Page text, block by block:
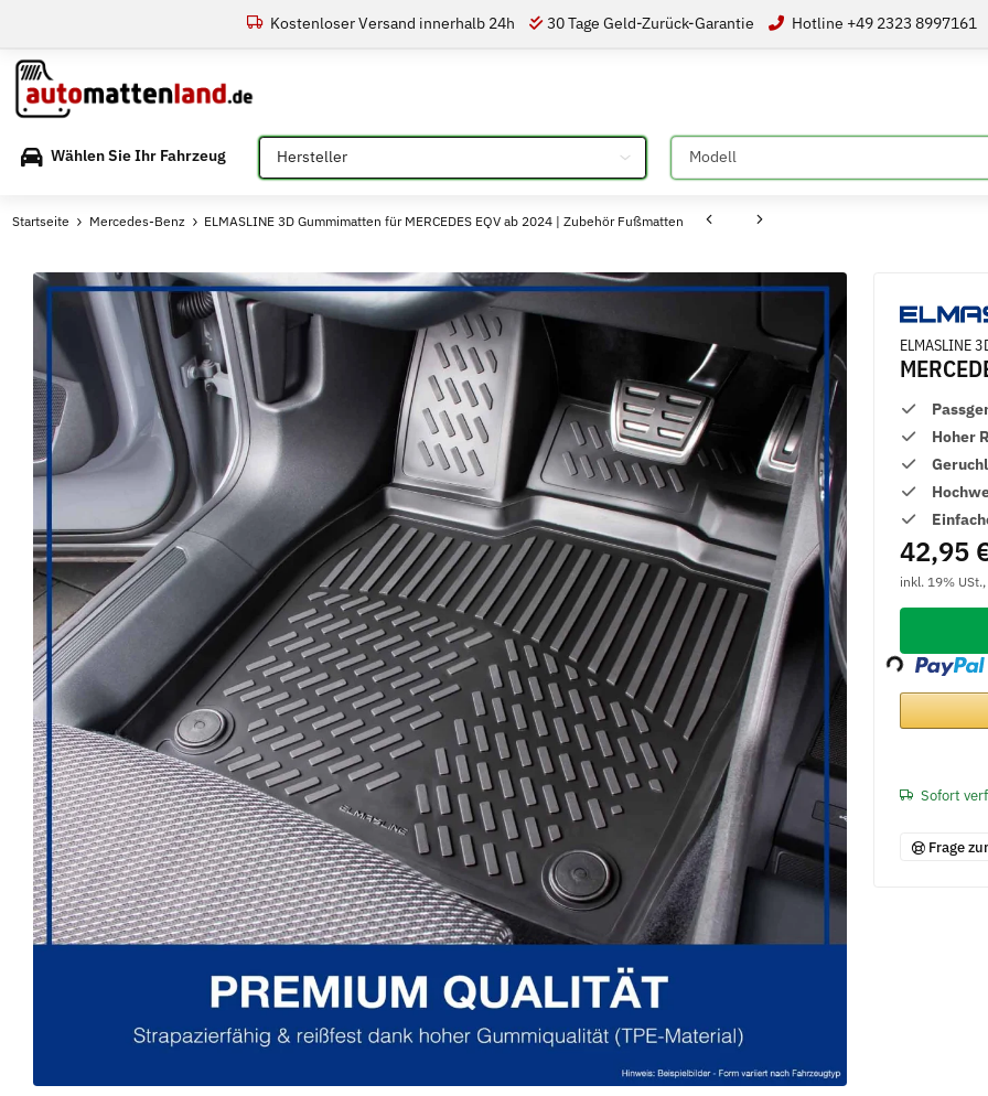
Kostenloser Versand innerhalb 24h 30 Tage Geld-Zurück-Garantie Hotline +49 2323 8997161
Wählen Sie Ihr Fahrzeug Bitte auswählen Bitte auswählen
Startseite Mercedes-Benz ELMASLINE 3D Gummimatten für MERCEDES EQV ab 2024 | Zubehör Fußmatten
ELMASLINE
Hoher
42,95
inkl. 19%
Loading...
Sofort
Frage